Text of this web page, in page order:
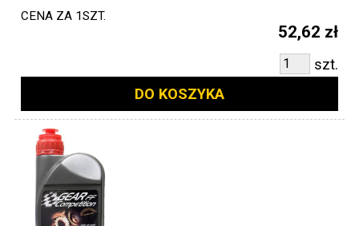
CENA ZA 1SZT.
52,62 zł
szt.
DO KOSZYKA